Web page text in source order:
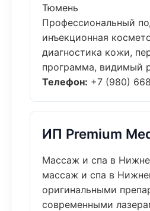
Тюмень
Профессиональный
инъекционная
диагностика кожи,
программа, видимый
Телефон: +7 (980)
ИП Premium
Массаж и спа в
массаж и спа в
оригинальными
современными